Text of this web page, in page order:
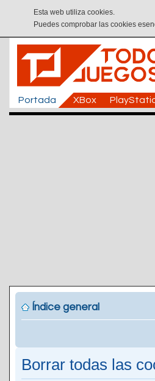
Esta web utiliza cookies.
Puedes comprobar las cookies
Portada XBox
Índice general
Borrar todas las